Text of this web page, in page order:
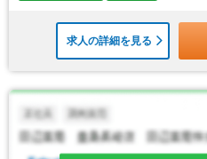
求人の詳細を見る